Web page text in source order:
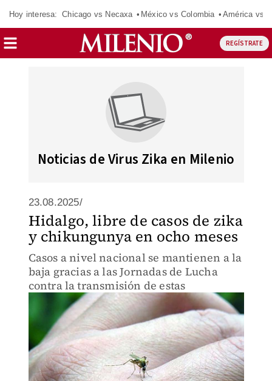
Hoy interesa: Chicago vs Necaxa México vs Colombia América vs
REGÍSTRATE
Noticias de Virus Zika en Milenio
23.08.2025/
Hidalgo, libre de casos de zika
y chikungunya en ocho meses
Casos a nivel nacional se mantienen a la
baja gracias a las Jornadas de Lucha
contra la transmisión de estas